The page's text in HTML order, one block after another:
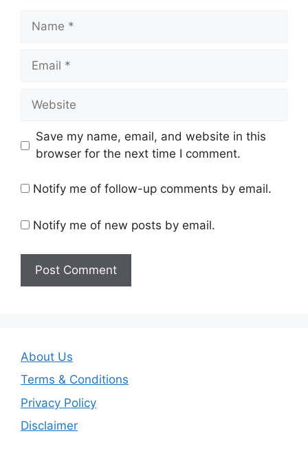
Name
Email
Website
Save my name, email, and website in this
browser for the next time I comment.
Notify me of follow-up comments by email.
Notify me of new posts by email.
About Us
Terms & Conditions
Privacy Policy
Disclaimer